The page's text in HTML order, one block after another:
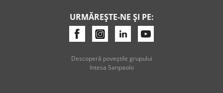
URMĂREȘTE-NE ȘI PE:
Descoperă poveştile grupului
Intesa Sanpaolo